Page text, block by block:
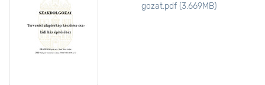
gozat.pdf (3.669MB)